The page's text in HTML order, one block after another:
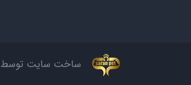
ساخت سایت توسط